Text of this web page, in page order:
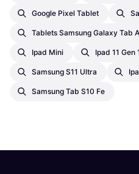
Google Pixel Tablet
Tablets Samsung Galaxy Tab
Ipad Mini Ipad 11 Gen
Samsung S11 Ultra
Samsung Tab S10 Fe